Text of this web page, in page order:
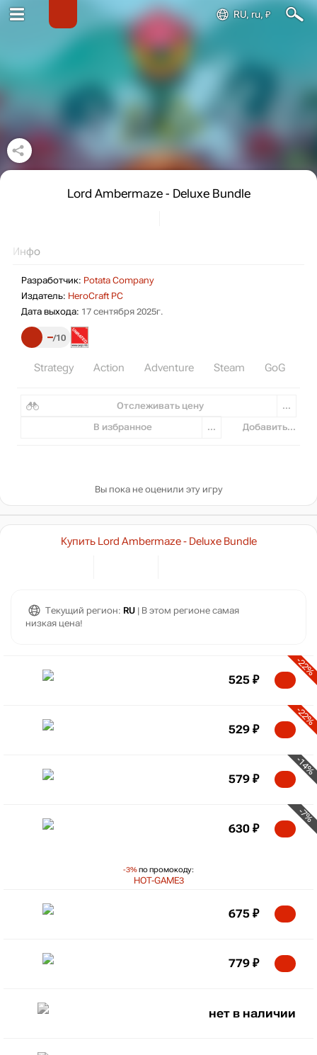
RU, ru, ₽
Lord Ambermaze - Deluxe Bundle
Инфо
Разработчик: Potata Company
Издатель: HeroCraft PC
Дата выхода: 17 сентября 2025г.
– 10
Strategy Action Adventure Steam GoG
Отслеживать цену ...
В избранное ... Добавить...
Вы пока не оценили эту игру
Купить Lord Ambermaze - Deluxe Bundle
Текущий регион: RU | В этом регионе самая
низкая цена!
-22%
525 ₽
-22%
529 ₽
-14%
579 ₽
-3%по промокоду:
HOT-GAME3
-7%
630 ₽
675 ₽
779 ₽
нет в наличии